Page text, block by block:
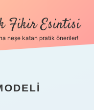
Fikir Esintisi
neşe katan pratik öneriler!